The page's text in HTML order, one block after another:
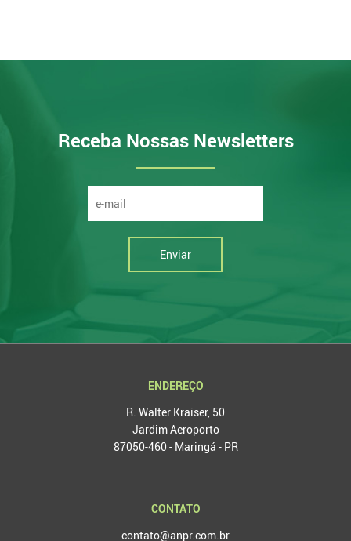
Receba Nossas Newsletters
Enviar
ENDEREÇO
R. Walter Kraiser, 50
Jardim Aeroporto
87050-460 - Maringá - PR
CONTATO
contato@anpr.com.br